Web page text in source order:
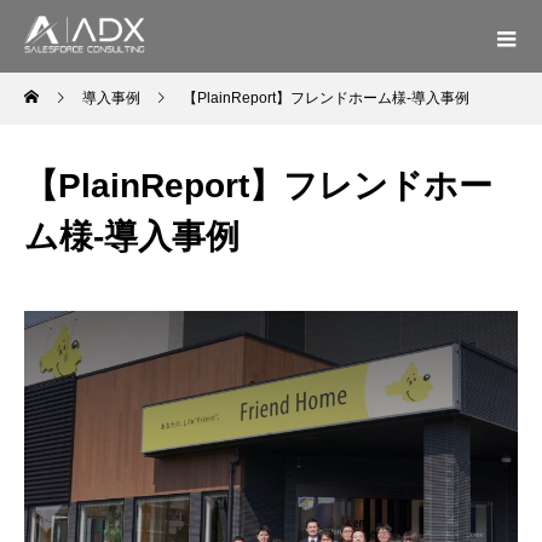
【PlainReport】フレンドホーム様-導入事例
【PlainReport】フレンドホー
ム様-導入事例